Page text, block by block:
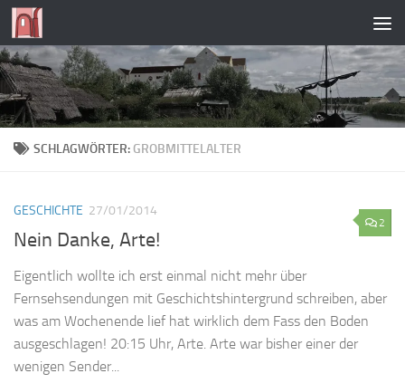
Zum Inhalt springen
SCHLAGWÖRTER: GROBMITTELALTER
2
GESCHICHTE 27/01/2014
Nein Danke, Arte!
Eigentlich wollte ich erst einmal nicht mehr über
Fernsehsendungen mit Geschichtshintergrund schreiben, aber
was am Wochenende lief hat wirklich dem Fass den Boden
ausgeschlagen! 20:15 Uhr, Arte. Arte war bisher einer der
wenigen Sender...